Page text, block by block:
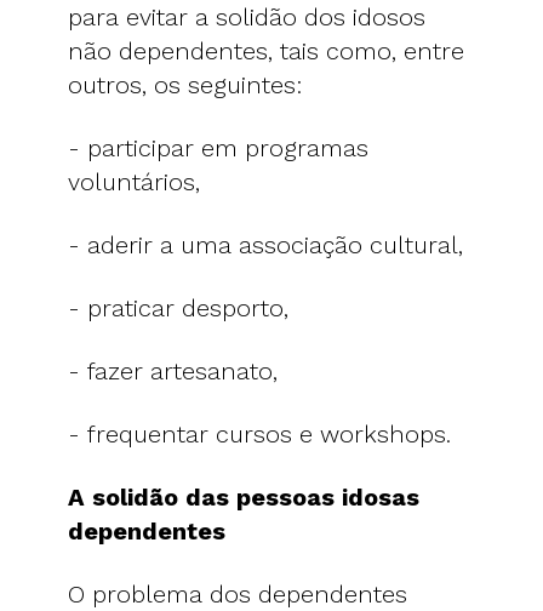
para evitar a solidão dos idosos
não dependentes, tais como, entre
outros, os seguintes:
- participar em programas
voluntários,
- aderir a uma associação cultural,
- praticar desporto,
- fazer artesanato,
- frequentar cursos e workshops.
A solidão das pessoas idosas
dependentes
O problema dos dependentes